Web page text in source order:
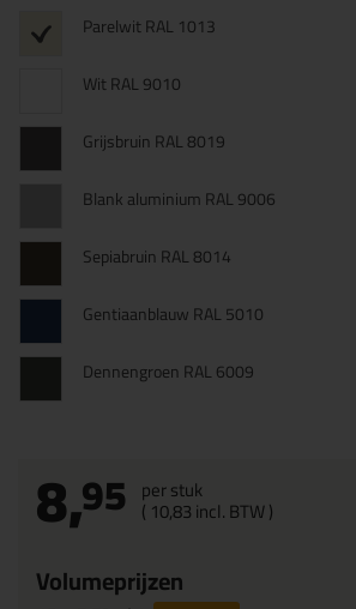
Parelwit RAL 1013
Wit RAL 9010
Grijsbruin RAL 8019
Blank aluminium RAL 9006
Sepiabruin RAL 8014
Gentiaanblauw RAL 5010
Dennengroen RAL 6009
8,95 per stuk
( 10,83incl. BTW )
Volumeprijzen